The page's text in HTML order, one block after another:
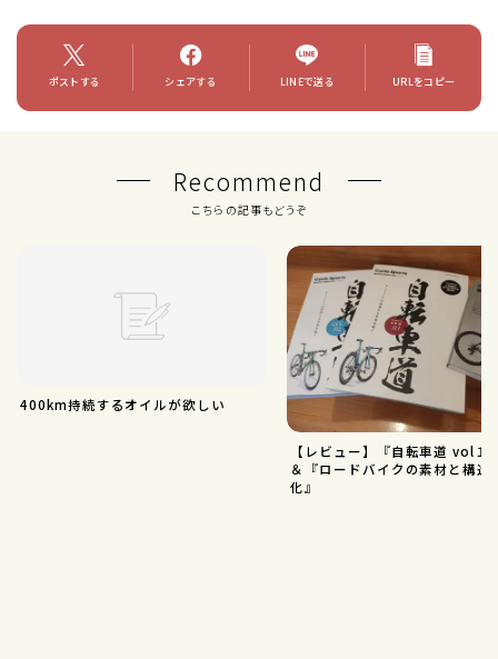
ポストする シェアする LINEで送る URLをコピー
Recommend
こちらの記事もどうぞ
400km持続するオイルが欲しい
【レビュー】『自転車道 vol１
＆『ロードバイクの素材と構造
化』